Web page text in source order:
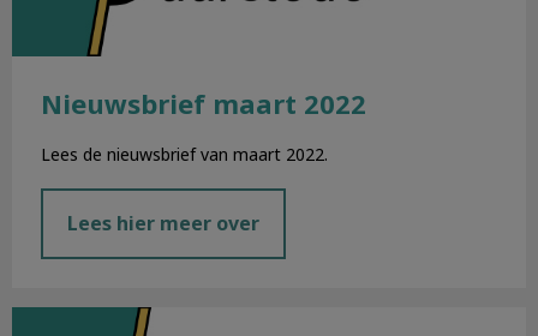
Nieuwsbrief maart 2022
Lees de nieuwsbrief van maart 2022.
Lees hier meer over
Nieuwsbrief februari 2022